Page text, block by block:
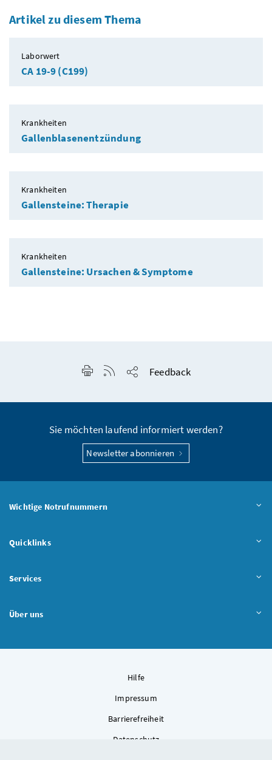
Artikel zu diesem Thema
Laborwert
CA 19-9 (C199)
Krankheiten
Gallenblasenentzündung
Krankheiten
Gallensteine: Therapie
Krankheiten
Gallensteine: Ursachen & Symptome
Seite drucken
RSS-Feed anzeigen
Feedback
Sie möchten laufend informiert werden?
Newsletter abonnieren
Wichtige Notrufnummern
Quicklinks
Services
Über uns
Hilfe
Impressum
Barrierefreiheit
Datenschutz